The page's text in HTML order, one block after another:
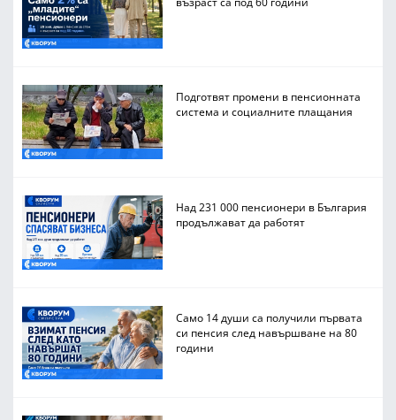
Подготвят промени в пенсионната
система и социалните плащания
Над 231 000 пенсионери в България
продължават да работят
Само 14 души са получили първата
си пенсия след навършване на 80
години